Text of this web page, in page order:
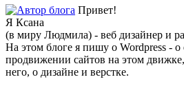
Привет!
Я Ксана
(в миру Людмила) - веб дизайнер и
На этом блоге я пишу о Wordpress -
продвижении сайтов на этом
него, о дизайне и верстке.